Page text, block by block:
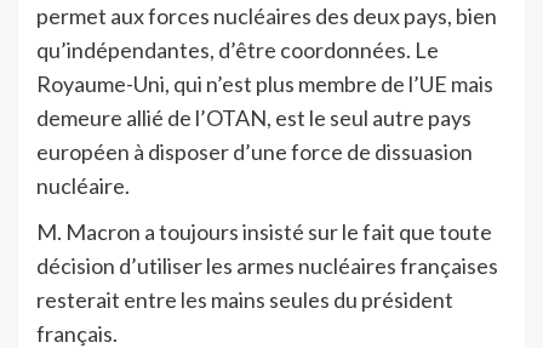
permet aux forces nucléaires des deux pays, bien
qu’indépendantes, d’être coordonnées. Le
Royaume-Uni, qui n’est plus membre de l’UE mais
demeure allié de l’OTAN, est le seul autre pays
européen à disposer d’une force de dissuasion
nucléaire.
M. Macron a toujours insisté sur le fait que toute
décision d’utiliser les armes nucléaires françaises
resterait entre les mains seules du président
français.